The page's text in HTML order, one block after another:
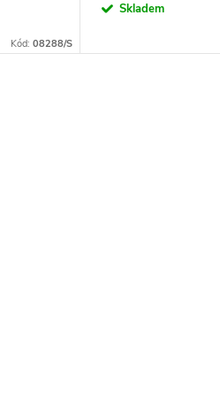
Kód: 08288/S
Skladem